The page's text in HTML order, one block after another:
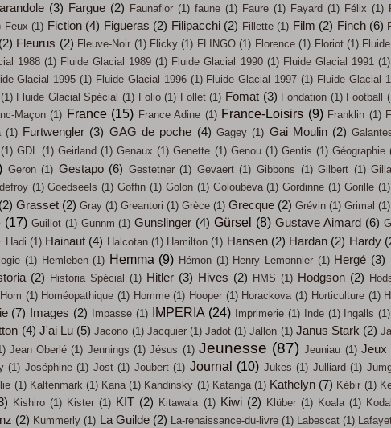
(3) Fargue (2) Faunaflor (1) faune (1) Faure (1) Fayard (1) Félix (1)
Feux (1) Fiction (4) Figueras (2) Filipacchi (2) Fillette (1) Film (2) Finch (6)
(2) Fleurus (2) Fleuve-Noir (1) Flicky (1) FLINGO (1) Florence (1) Floriot (1)
1988 (1) Fluide Glacial 1989 (1) Fluide Glacial 1990 (1) Fluide Glacial 1991 (1)
Glacial 1995 (1) Fluide Glacial 1996 (1) Fluide Glacial 1997 (1) Fluide Glacial
(1) Fluide Glacial Spécial (1) Folio (1) Follet (1) Fomat (3) Fondation (1) Football
Maçon (1) France (15) France Adine (1) France-Loisirs (9) Franklin (1)
(1) Furtwengler (3) GAG de poche (4) Gagey (1) Gai Moulin (2)
(1) GDL (1) Geirland (1) Genaux (1) Genette (1) Genou (1) Gentis (1) Géographie
Geron (1) Gestapo (6) Gestetner (1) Gevaert (1) Gibbons (1) Gilbert (1)
(1) Goedseels (1) Goffin (1) Golon (1) Goloubéva (1) Gordinne (1) Gorille (1)
(2) Grasset (2) Gray (1) Greantori (1) Grèce (1) Grecque (2) Grévin (1) Grimal (1)
(17) Guillot (1) Gunnm (1) Gunslinger (4) Gürsel (8) Gustave Aimard (6)
Hadi (1) Hainaut (4) Halcotan (1) Hamilton (1) Hansen (2) Hardan (2) Hardy
(1) Hemleben (1) Hemma (9) Hémon (1) Henry Lemonnier (1) Hergé (3)
(2) Historia Spécial (1) Hitler (3) Hives (2) HMS (1) Hodgson (2)
Hom (1) Homéopathique (1) Homme (1) Hooper (1) Horackova (1) Horticulture (1)
(7) Images (2) Impasse (1) IMPERIA (24) Imprimerie (1) Inde (1) Ingalls (1)
(4) J'ai Lu (5) Jacono (1) Jacquier (1) Jadot (1) Jallon (1) Janus Stark (2)
Jean Oberlé (1) Jennings (1) Jésus (1) Jeunesse (87) Jeuniau (1) Jeux
(1) Joséphine (1) Jost (1) Joubert (1) Journal (10) Jukes (1) Julliard (1)
(1) Kaltenmark (1) Kana (1) Kandinsky (1) Katanga (1) Kathelyn (7) Kébir (1)
Kishiro (1) Kister (1) KIT (2) Kitawala (1) Kiwi (2) Klüber (1) Koala (1)
(2) Kummerly (1) La Guilde (2) La-renaissance-du-livre (1) Labescat (1)